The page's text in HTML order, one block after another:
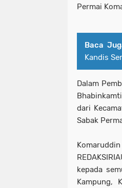
Permai
Baca
Kandis
Dalam
dari
Sabak
kepada
Kampung,